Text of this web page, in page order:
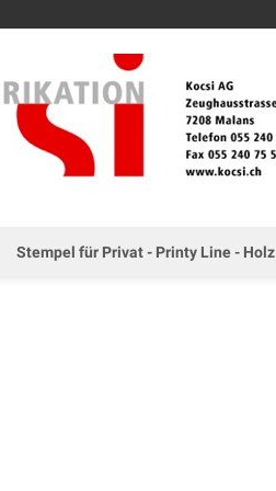
Stempel für Privat - Printy Line - Holz